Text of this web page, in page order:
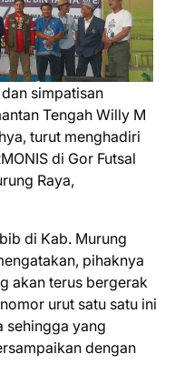
simpatisan
Tengah Willy M
turut menghadiri
di Gor Futsal
Raya,
di Kab. Murung
pihaknya
akan terus bergerak
urut satu satu ini
sehingga yang
dengan